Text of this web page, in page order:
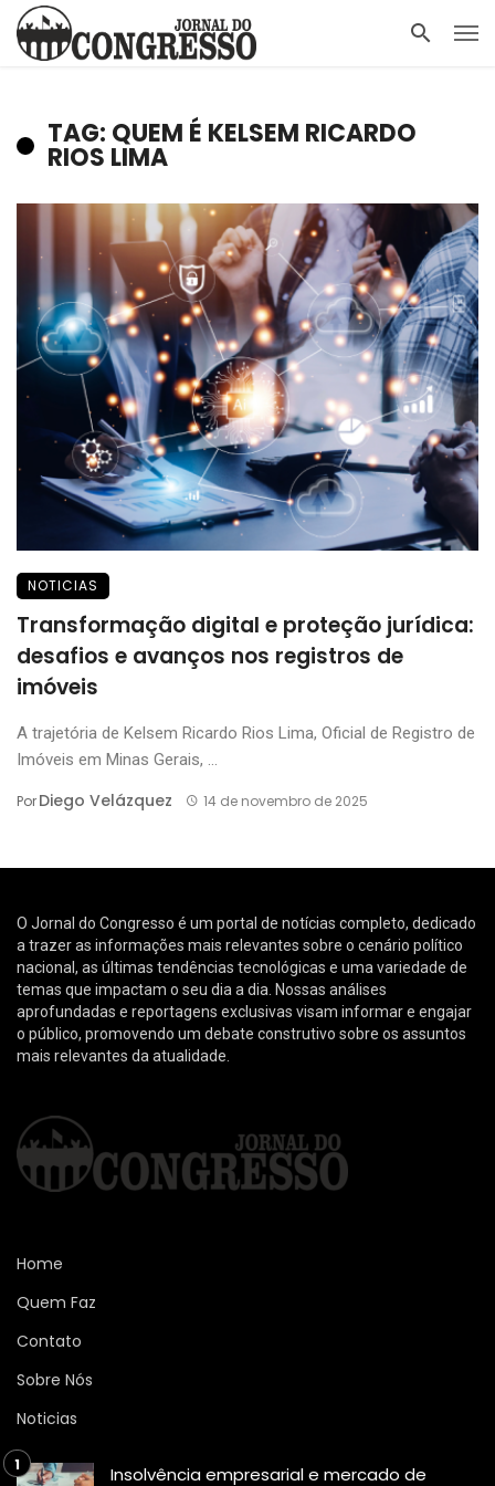
TAG: QUEM É KELSEM RICARDO
RIOS LIMA
NOTICIAS
Transformação digital e proteção jurídica:
desafios e avanços nos registros de
imóveis
A trajetória de Kelsem Ricardo Rios Lima, Oficial de Registro de
Imóveis em Minas Gerais, ...
PorDiego Velázquez 14 de novembro de 2025
O Jornal do Congresso é um portal de notícias completo, dedicado
a trazer as informações mais relevantes sobre o cenário político
nacional, as últimas tendências tecnológicas e uma variedade de
temas que impactam o seu dia a dia. Nossas análises
aprofundadas e reportagens exclusivas visam informar e engajar
o público, promovendo um debate construtivo sobre os assuntos
mais relevantes da atualidade.
Home
Quem Faz
Contato
Sobre Nós
Noticias
Insolvência empresarial e mercado de